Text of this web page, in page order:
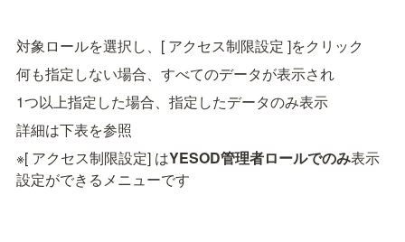
対象ロールを選択し、[ アクセス制限設定 ]をクリック
何も指定しない場合、すべてのデータが表示され
1つ以上指定した場合、指定したデータのみ表示
詳細は下表を参照
※[ アクセス制限設定] はYESOD管理者ロールでのみ表示
設定ができるメニューです